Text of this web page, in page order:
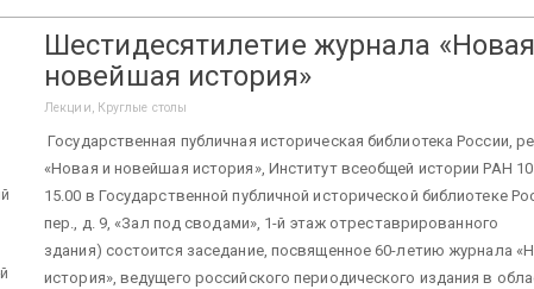
Шестидесятилетие журнала
новейшая история»
Лекции, Круглые столы
Государственная публичная историческая библиотека России,
«Новая и новейшая история», Институт всеобщей истории РАН
15.00 в Государственной публичной исторической библиотеке
пер., д. 9, «Зал под сводами», 1-й этаж отреставрированного
здания) состоится заседание, посвященное 60-летию журнала
история», ведущего российского периодического издания в